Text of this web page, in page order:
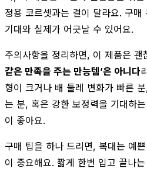
정용 코르셋과는 결이 달라요. 구매
기대와 실제가 어긋날 수 있어요.
주의사항을 정리하면, 이 제품은 괜
같은 만족을 주는 만능템’은 아니다
형이 크거나 배 둘레 변화가 빠른
는 분, 혹은 강한 보정력을 기대하
이 좋아요.
구매 팁을 하나 드리면, 복대는 예
이 중요해요. 짧게 한번 입고 끝나